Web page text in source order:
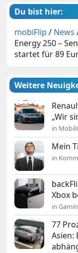
Du bist hier:
mobiFlip / News
Energy 250 –
startet für 89
Weitere
„Wir
in
Mein
in
Xbox
in
77
Asien: